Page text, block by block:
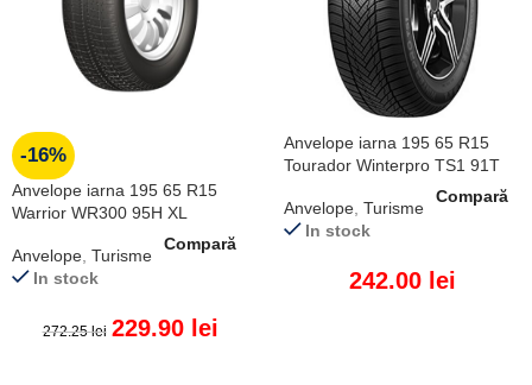
-16%
Anvelope iarna 195 65 R15
Warrior WR300 95H XL
Anvelope Turisme
In stock
272.25lei 229.90 lei
Compară
Anvelope iarna 195 65 R15
Tourador Winterpro TS1 91T
Anvelope Turisme
In stock
242.00 lei
Compară